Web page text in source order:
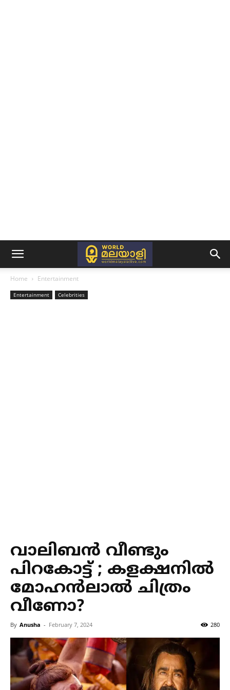
Home Entertainment
Entertainment Celebrities
വാലിബന്‍ വീണ്ടും
പിറകോട്ട് ; കളക്ഷനില്‍
മോഹന്‍ലാല്‍ ചിത്രം
വീണോ?
By Anusha - February 7, 2024 280